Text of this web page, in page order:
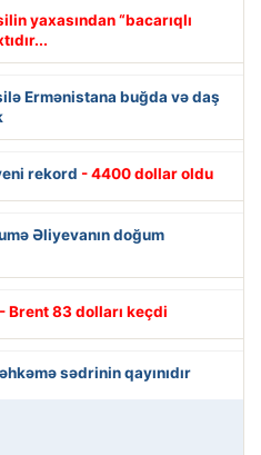
yaxasından “bacarıqlı
Ermənistana buğda və daş
rekord - 4400 dollar oldu
Əliyevanın doğum
- Brent 83 dolları keçdi
sədrinin qayınıdır